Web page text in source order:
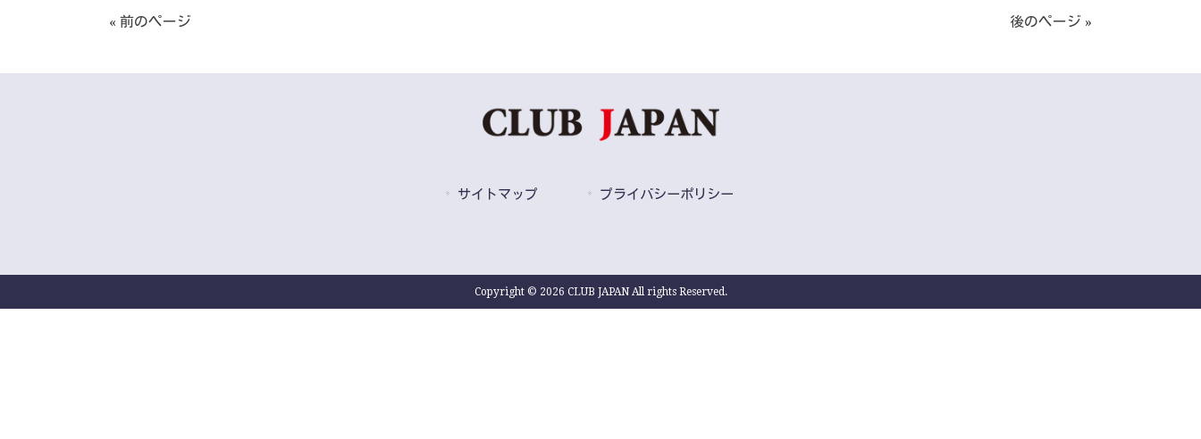
« 前のページ 後のページ »
サイトマップ プライバシーポリシー
Copyright © 2026 CLUB JAPAN All rights Reserved.